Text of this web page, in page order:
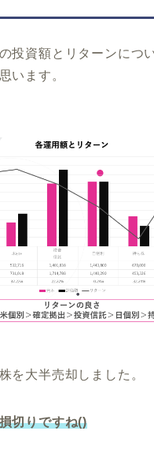
投資額とリターンにつ
います。
を大半売却しました。
切りですね()